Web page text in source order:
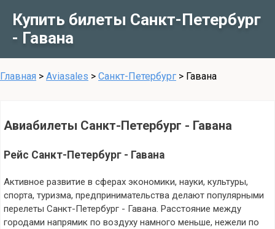
Купить билеты Санкт-Петербург
- Гавана
Главная > Aviasales > Санкт-Петербург > Гавана
Авиабилеты Санкт-Петербург - Гавана
Рейс Санкт-Петербург - Гавана
Активное развитие в сферах экономики, науки, культуры,
спорта, туризма, предпринимательства делают популярными
перелеты Санкт-Петербург - Гавана. Расстояние между
городами напрямик по воздуху намного меньше, нежели по